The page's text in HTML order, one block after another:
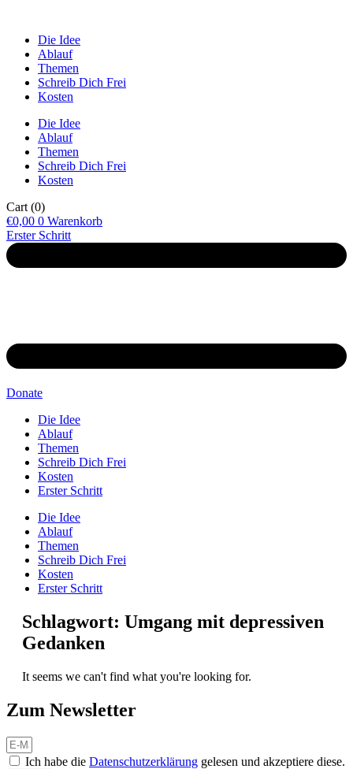
Die Idee
Ablauf
Themen
Schreib Dich Frei
Kosten
Die Idee
Ablauf
Themen
Schreib Dich Frei
Kosten
Cart (0)
€0,00 0 Warenkorb
Erster Schritt
Donate
Die Idee
Ablauf
Themen
Schreib Dich Frei
Kosten
Erster Schritt
Die Idee
Ablauf
Themen
Schreib Dich Frei
Kosten
Erster Schritt
Schlagwort: Umgang mit depressiven
Gedanken
It seems we can't find what you're looking for.
Zum Newsletter
Ich habe die Datenschutzerklärung gelesen und akzeptiere diese.